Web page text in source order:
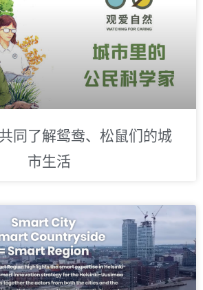
同了解鸳鸯、松鼠们的城
市生活